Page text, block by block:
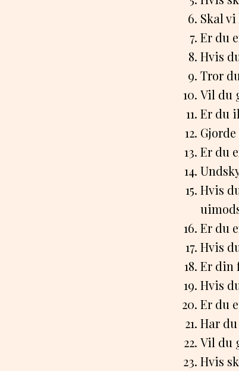
Skal
Er du
Hvis
Tror
Vil du
Er du
Er du
Hvis
Er du
Hvis
Er din
Hvis
Er du
Har
Vil du
Hvis